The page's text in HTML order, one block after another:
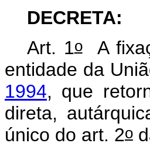
DECRETA:
Art. 1oA
entidade da
1994, que
direta,
único do art. 2o